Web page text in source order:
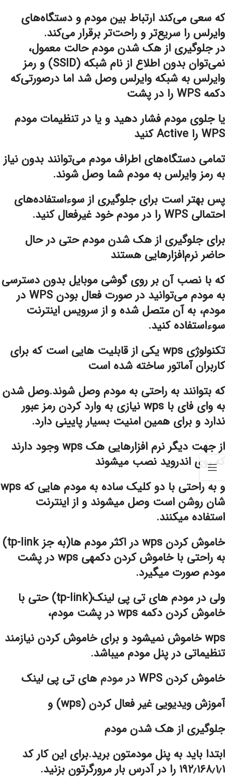
که سعی می‌کند ارتباط بین مودم و دستگاه‌های
وایرلس را سریع‌تر و راحت‌تر برقرار می‌کند.
در جلوگیری از هک شدن مودم حالت معمول،
نمی‌توان بدون اطلاع از نام شبکه (SSID) و رمز
وایرلس به شبکه وایرلس وصل شد اما درصورتی‌که
دکمه WPS را در پشت
یا جلوی مودم فشار دهید و یا در تنظیمات مودم
WPS را Active کنید
تمامی دستگاه‌های اطراف مودم می‌توانند بدون نیاز
به رمز وایرلس به مودم شما وصل شوند.
پس بهتر است برای جلوگیری از سوءاستفاده‌های
احتمالی WPS را در مودم خود غیرفعال کنید.
برای جلوگیری از هک شدن مودم حتی در حال
حاضر نرم‌افزارهایی هستند
که با نصب آن بر روی گوشی موبایل بدون دسترسی
به مودم می‌توانید در صورت فعال بودن WPS در
مودم، به آن متصل شده و از سرویس اینترنت
سوءاستفاده کنید.
تکنولوژی wps یکی از قابلیت هایی است که برای
کاربران آماتور ساخته شده است
که بتوانند به راحتی به مودم وصل شوند.وصل شدن
به وای فای با wps نیازی به وارد کردن رمز عبور
ندارد و برای همین امنیت بسیار پایینی دارد.
از جهت دیگر نرم افزارهایی هک wps وجود دارند
که روی اندروید نصب می‎شوند
و به راحتی با دو کلیک ساده به مودم هایی که wps
شان روشن است وصل می‎شوند و از اینترنت
استفاده می‎کنند.
خاموش کردن wps در اکثر مودم ها(به جز tp-link)
به راحتی با خاموش کردن دکمه‎ی wps در پشت
مودم صورت می‎گیرد.
ولی در مودم های تی پی لینک(tp-link) حتی با
خاموش کردن دکمه wps در پشت مودم،
wps خاموش نمی‎شود و برای خاموش کردن نیازمند
تنظیماتی در پنل مودم می‎باشد.
خاموش کردن WPS در
مودم های تی پی لینک
آموزش ویدیویی غیر فعال کردن (wps) و
جلوگیری از هک شدن مودم
ابتدا باید به پنل مودمتون برید.برای این کار کد
۱۹۲٫۱۶۸٫۱٫۱ را در آدرس بار مرورگرتون بزنید.